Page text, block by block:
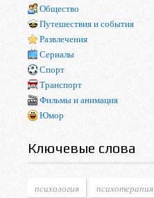
Общество
Путешествия и события
Развлечения
Сериалы
Спорт
Транспорт
Фильмы и анимация
Юмор
Ключевые слова
психология
психотерапия